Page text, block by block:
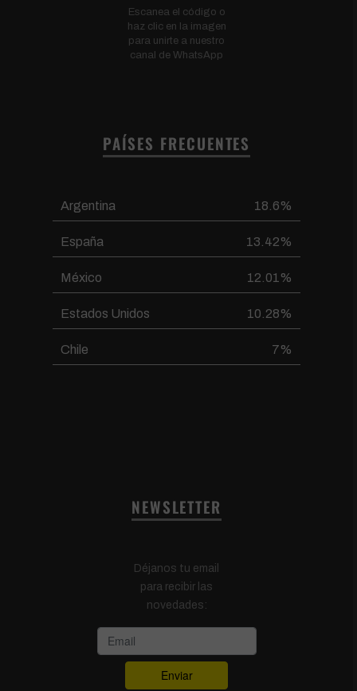
Escanea el código o
haz clic en la imagen
para unirte a nuestro
canal de WhatsApp
PAÍSES FRECUENTES
Argentina 18.6%
España 13.42%
México 12.01%
Estados Unidos 10.28%
Chile 7%
NEWSLETTER
Déjanos tu email
para recibir las
novedades: